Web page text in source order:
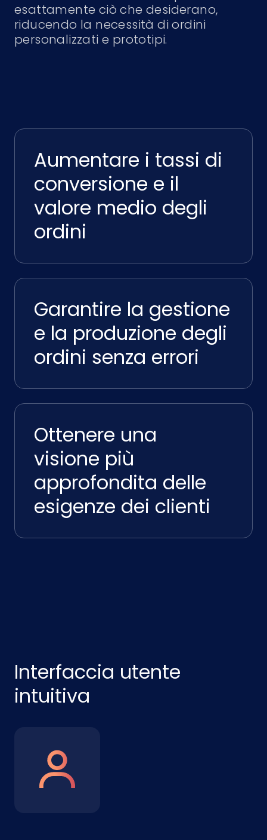
esattamente ciò che desiderano,
riducendo la necessità di ordini
personalizzati e prototipi.
Aumentare i tassi di
conversione e il
valore medio degli
ordini
Garantire la gestione
e la produzione degli
ordini senza errori
Ottenere una
visione più
approfondita delle
esigenze dei clienti
Interfaccia utente
intuitiva